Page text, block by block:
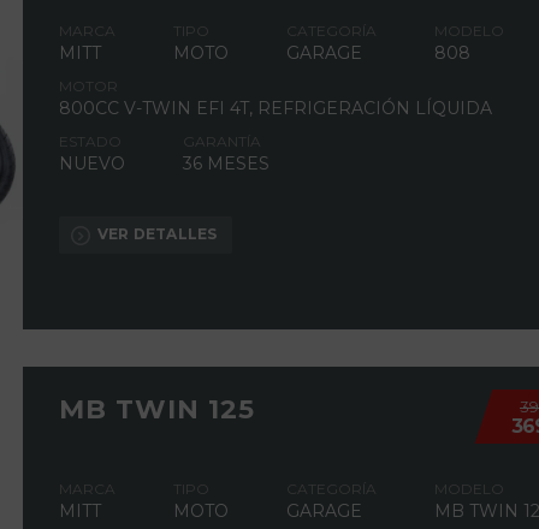
MARCA
MITT
TIPO
MOTO
CATEGORÍA
GARAGE
MODELO
808
MOTOR
800CC V-TWIN EFI 4T, REFRIGERACIÓN LÍQUIDA
ESTADO
NUEVO
GARANTÍA
36 MESES
VER DETALLES
MB TWIN 125
MARCA
MITT
TIPO
MOTO
CATEGORÍA
GARAGE
MODELO
MB TWIN